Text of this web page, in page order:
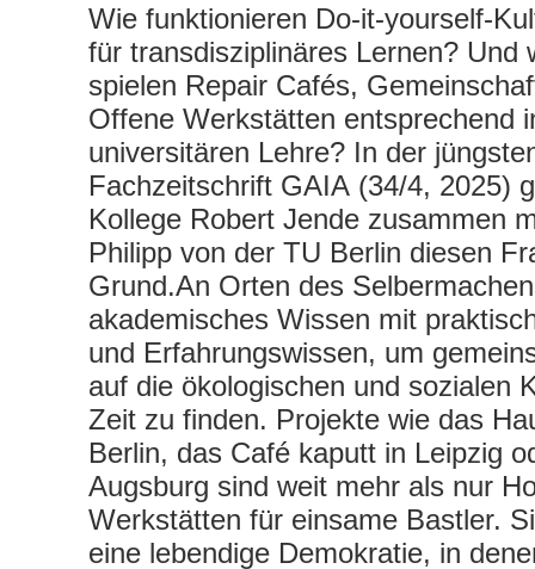
Wie funktionieren Do-it-yourself-
für transdisziplinäres Lernen? Und
spielen Repair Cafés,
Offene Werkstätten entsprechend
universitären Lehre? In der
Fachzeitschrift GAIA (34/4, 2025)
Kollege Robert Jende zusammen
Philipp von der TU Berlin diesen
Grund.An Orten des
akademisches Wissen mit
und Erfahrungswissen, um
auf die ökologischen und sozialen
Zeit zu finden. Projekte wie das
Berlin, das Café kaputt in Leipzig
Augsburg sind weit mehr als nur
Werkstätten für einsame Bastler.
eine lebendige Demokratie, in